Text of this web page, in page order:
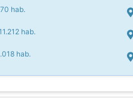
hab.
hab.
hab.